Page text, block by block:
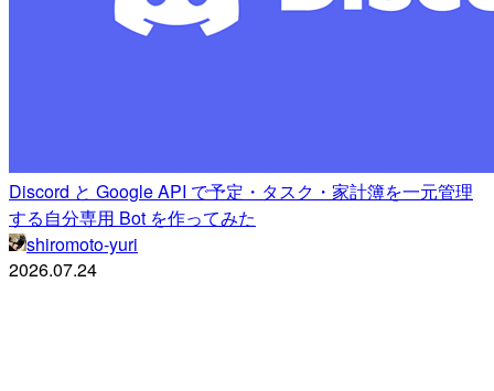
Discord と Google API で予定・タスク・家計簿を一元管理
する自分専用 Bot を作ってみた
shiromoto-yuri
2026.07.24